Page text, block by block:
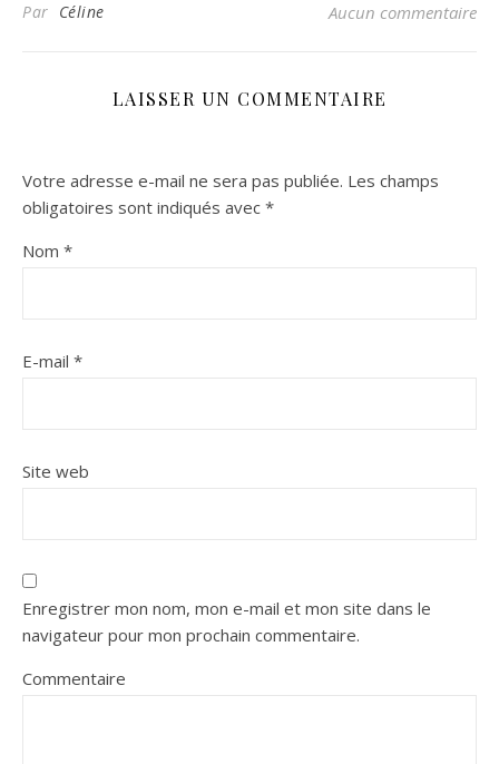
Par Céline Aucun commentaire
LAISSER UN COMMENTAIRE
Votre adresse e-mail ne sera pas publiée. Les champs
obligatoires sont indiqués avec *
Nom *
E-mail *
Site web
Enregistrer mon nom, mon e-mail et mon site dans le
navigateur pour mon prochain commentaire.
Commentaire